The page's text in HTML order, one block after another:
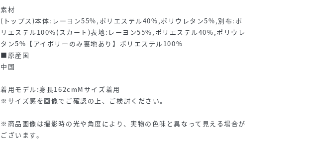
素材
(トップス)本体:レーヨン55%,ポリエステル40%,ポリウレタン5%,別布:ポ
リエステル100%(スカート)表地:レーヨン55%,ポリエステル40%,ポリウレ
タン5%【アイボリーのみ裏地あり】ポリエステル100%
■原産国
中国
着用モデル:身長162cmMサイズ着用
※サイズ感を画像でご確認の上、ご検討ください。
※商品画像は撮影時の光や角度により、実物の色味と異なって見える場合が
ございます。